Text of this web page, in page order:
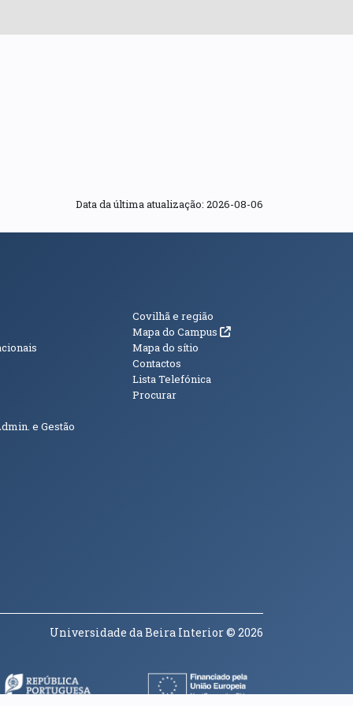
Data da última atualização: 2026-08-06
e Gestão
Informações
Covilhã e região
Mapa do Campus (abre em nova janela)
Mapa do sítio
Contactos
Lista Telefónica
Procurar
Universidade da Beira Interior© 2026
janela) (abre em nova janela)